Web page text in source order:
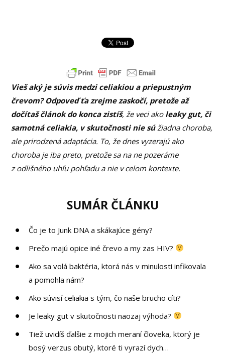
Vieš aký je súvis medzi celiakiou a priepustným
črevom? Odpoveď ťa zrejme zaskočí, pretože až
dočítaš článok do konca zistíš, že veci ako leaky gut, či
samotná celiakia, v skutočnosti nie súžiadna choroba,
ale prirodzená adaptácia. To, že dnes vyzerajú ako
choroba je iba preto, pretože sa na ne pozeráme
z odlišného uhľu pohľadu a nie v celom kontexte.
SUMÁR ČLÁNKU
Čo je to Junk DNA a skákajúce gény?
Prečo majú opice iné črevo a my zas HIV?
Ako sa volá baktéria, ktorá nás v minulosti infikovala
a pomohla nám?
Ako súvisí celiakia s tým, čo naše brucho cíti?
Je leaky gut v skutočnosti naozaj výhoda?
Tiež uvidíš ďalšie z mojich meraní človeka, ktorý je
bosý verzus obutý, ktoré ti vyrazí dych…